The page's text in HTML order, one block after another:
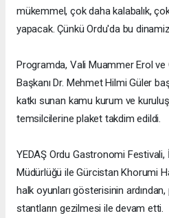
mükemmel, çok daha kalabalık,
yapacak. Çünkü Ordu'da bu
Programda, Vali Muammer Erol ve
Başkanı Dr. Mehmet Hilmi Güler
katkı sunan kamu kurum ve
temsilcilerine plaket takdim edildi.
YEDAŞ Ordu Gastronomi Festivali,
Müdürlüğü ile Gürcistan Khorumi
halk oyunları gösterisinin
stantların gezilmesi ile devam etti.